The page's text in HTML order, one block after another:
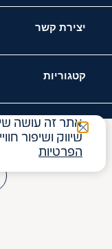
יצירת קשר
קטגוריות
אתר זה עושה
שיווק ושיפור
הפרטיות